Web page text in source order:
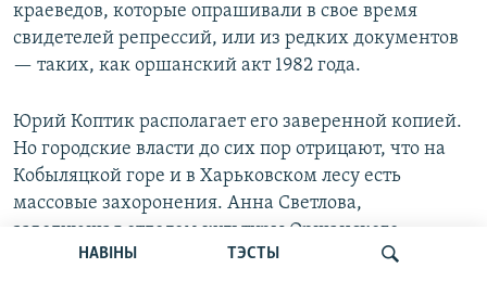
НАВІНЫ ТЭСТЫ
краеведов, которые опрашивали в свое время
свидетелей репрессий, или из редких документов
— таких, как оршанский акт 1982 года.
Юрий Коптик располагает его заверенной копией.
Но городские власти до сих пор отрицают, что на
Кобыляцкой горе и в Харьковском лесу есть
массовые захоронения. Анна Светлова,
заведующая отделом культуры Оршанского
райисполкома, сказала белорусской Свободе, что